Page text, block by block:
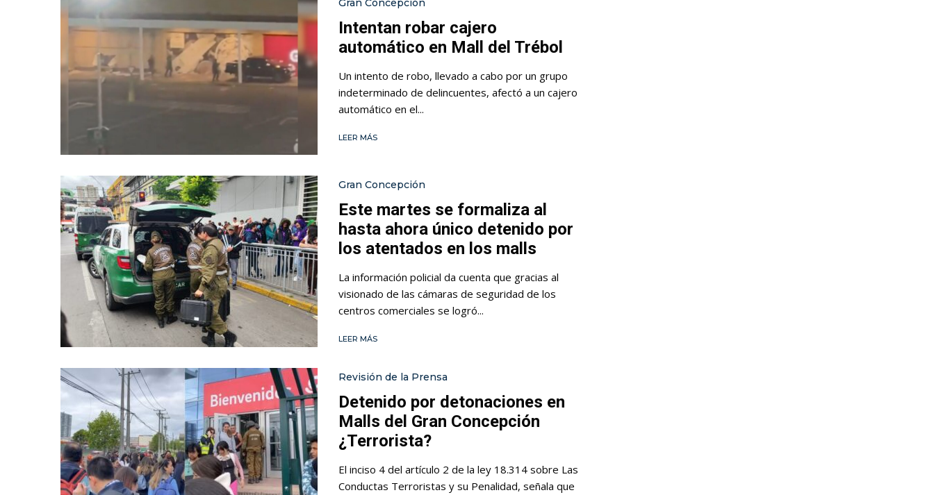
Gran Concepción
Intentan robar cajero
automático en Mall del Trébol
Un intento de robo, llevado a cabo por un grupo
indeterminado de delincuentes, afectó a un cajero
automático en el...
LEER MÁS
Gran Concepción
Este martes se formaliza al
hasta ahora único detenido por
los atentados en los malls
La información policial da cuenta que gracias al
visionado de las cámaras de seguridad de los
centros comerciales se logró...
LEER MÁS
Revisión de la Prensa
Detenido por detonaciones en
Malls del Gran Concepción
¿Terrorista?
El inciso 4 del artículo 2 de la ley 18.314 sobre Las
Conductas Terroristas y su Penalidad, señala que